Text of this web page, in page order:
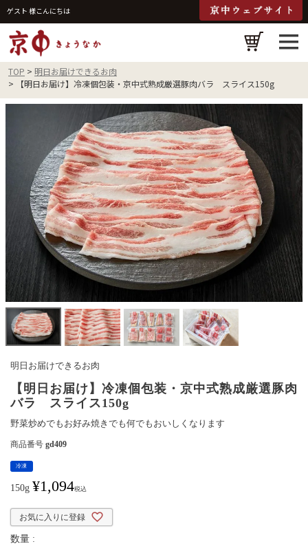
ゲスト 様こんにちは
TOP
明日お届けできるお肉
【明日お届け】冷凍個包装・京中式熟成厳選豚肉バラ スライス150g
明日お届けできるお肉
【明日お届け】冷凍個包装・京中式熟成厳選豚肉
バラ スライス150g
野菜炒めでもお好み焼きでも何でもおいしくなります
商品番号 gd409
冷凍
150g ¥1,094税込
お気に入りに登録